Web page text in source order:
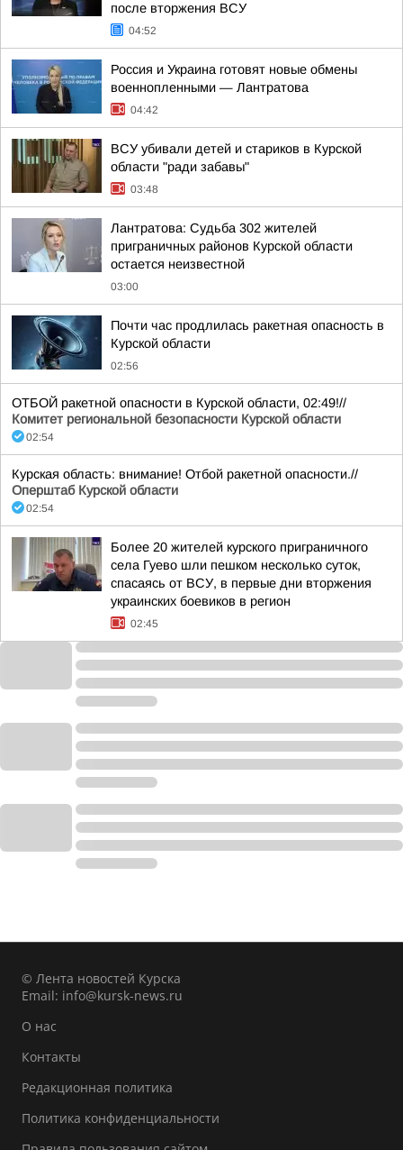
после вторжения ВСУ
04:52
Россия и Украина готовят новые обмены
военнопленными — Лантратова
04:42
ВСУ убивали детей и стариков в Курской
области "ради забавы"
03:48
Лантратова: Судьба 302 жителей
приграничных районов Курской области
остается неизвестной
03:00
Почти час продлилась ракетная опасность в
Курской области
02:56
ОТБОЙ ракетной опасности в Курской области, 02:49!//
Комитет региональной безопасности Курской области
02:54
Курская область: внимание! Отбой ракетной опасности.//
Оперштаб Курской области
02:54
Более 20 жителей курского приграничного
села Гуево шли пешком несколько суток,
спасаясь от ВСУ, в первые дни вторжения
украинских боевиков в регион
02:45
© Лента новостей Курска
Email: info@kursk-news.ru
О нас
Контакты
Редакционная политика
Политика конфиденциальности